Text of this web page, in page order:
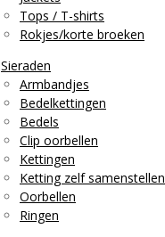
Tops / T-shirts
Rokjes/korte broeken
Sieraden
Armbandjes
Bedelkettingen
Bedels
Clip oorbellen
Kettingen
Ketting zelf samenstellen
Oorbellen
Ringen